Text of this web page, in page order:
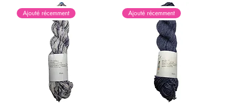
Ajouté récemment Ajouté récemment